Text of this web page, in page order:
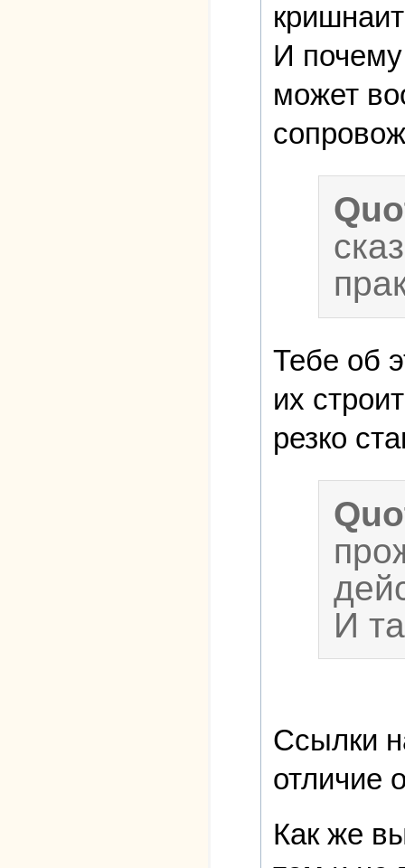
И
может
Тебе об
их
резко
И
Ссылки
отличие
Как же